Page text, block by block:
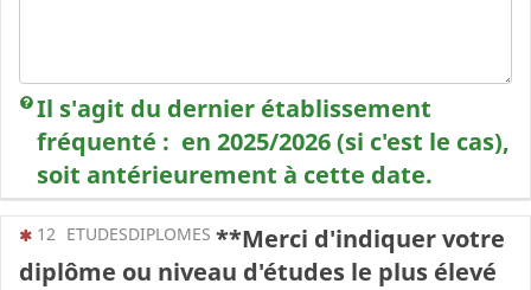
Il s'agit du dernier établissement
fréquenté : en 2025/2026 (si c'est le cas),
soit antérieurement à cette date.
(Cette question est obligatoire)
12 ETUDESDIPLOMES **Merci d'indiquer votre
diplôme ou niveau d'études le plus élevé